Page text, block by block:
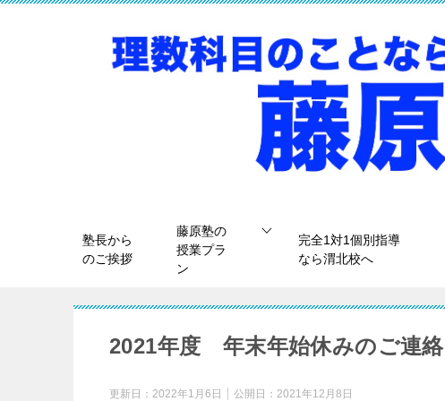
塾長から
のご挨拶
藤原塾の
授業プラ
ン
完全1対1個別指導
なら渭北校へ
2021年度 年末年始休みのご連絡
更新日： 2022年1月6日 公開日： 2021年12月8日